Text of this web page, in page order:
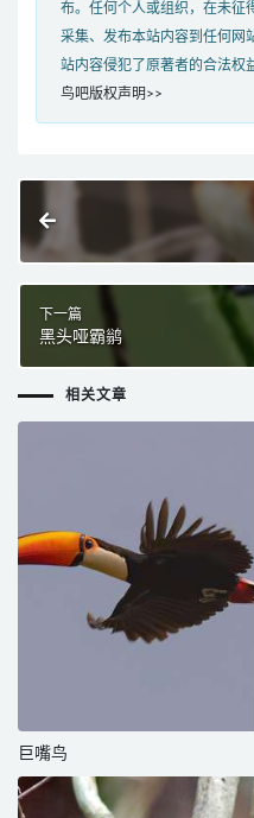
布。任何个人或组织，在未征
采集、发布本站内容到任何网
站内容侵犯了原著者的合法权
鸟吧版权声明>>
下一篇
黑头哑霸鹟
相关文章
巨嘴鸟